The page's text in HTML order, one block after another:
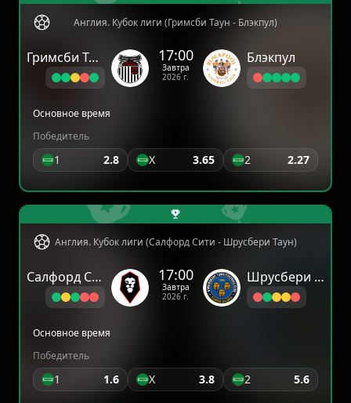
Англия. Кубок лиги (Гримсби Таун - Блэкпул)
Гримсби Таун 17:00
Завтра
2026 г.
Блэкпул
Основное время
Победитель
1 2.8 X 3.65 2 2.27
Англия. Кубок лиги (Салфорд Сити - Шрусбери Таун)
Салфорд Сити 17:00
Завтра
2026 г.
Шрусбери Таун
Основное время
Победитель
1 1.6 X 3.8 2 5.6